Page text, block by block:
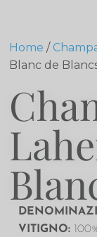
Home /
Blanc de
VITIGNO: